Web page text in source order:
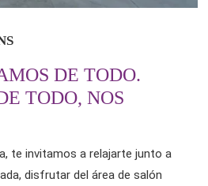
DE TODO.
TODO, NOS
te invitamos a relajarte junto a
disfrutar del área de salón